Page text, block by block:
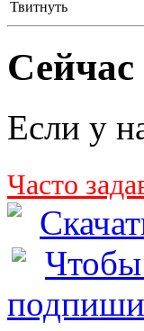
Твитнуть
Если у
Часто
Чтобы